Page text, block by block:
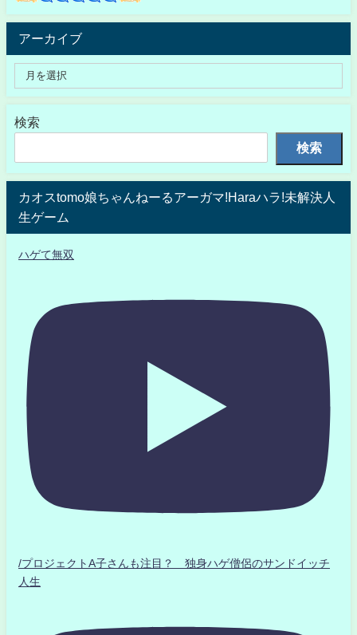
アーカイブ
検索
検索
カオスtomo娘ちゃんねーるアーガマ!Haraハラ!未解決人
生ゲーム
ハゲて無双
/プロジェクトA子さんも注目？ 独身ハゲ僧侶のサンドイッチ
人生